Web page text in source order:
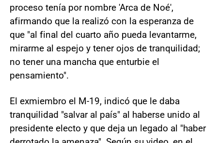
proceso tenía por nombre 'Arca de Noé',
afirmando que la realizó con la esperanza de
que "al final del cuarto año pueda levantarme,
mirarme al espejo y tener ojos de tranquilidad;
no tener una mancha que enturbie el
pensamiento".
El exmiembro el M-19, indicó que le daba
tranquilidad "salvar al país" al haberse unido al
presidente electo y que deja un legado al "haber